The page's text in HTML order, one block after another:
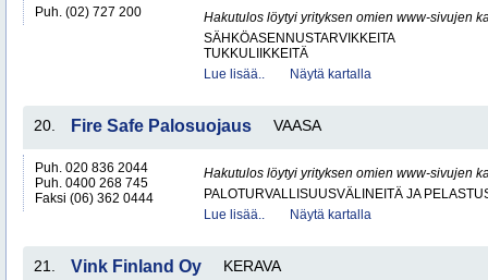
Puh. (02) 727 200
Hakutulos löytyi yrityksen omien www-sivujen
SÄHKÖASENNUSTARVIKKEITA
TUKKULIIKKEITÄ
Lue lisää..
Näytä kartalla
20. Fire Safe Palosuojaus VAASA
Puh. 020 836 2044
Puh. 0400 268 745
Faksi (06) 362 0444
Hakutulos löytyi yrityksen omien www-sivujen
PALOTURVALLISUUSVÄLINEITÄ JA
Lue lisää..
Näytä kartalla
21. Vink Finland Oy KERAVA